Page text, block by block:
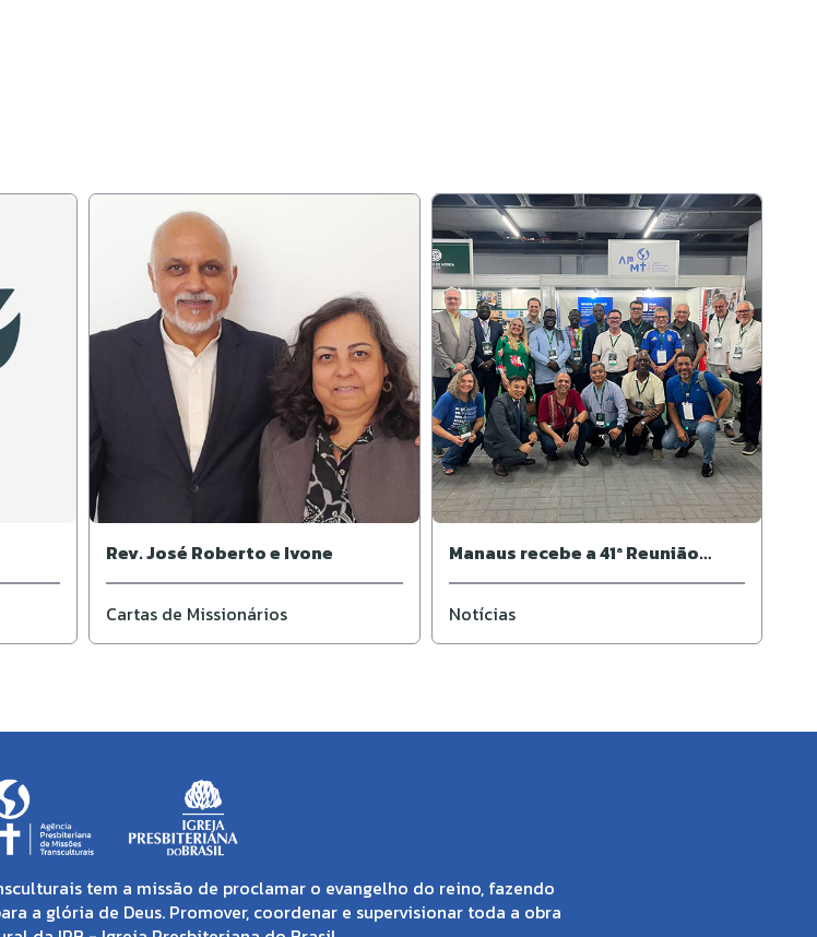
Rev. José Roberto e Ivone
Cartas de Missionários
Manaus recebe a 41ª Reunião
Ordinária do Supremo Concílio
da IPB
Notícias
tem a missão de proclamar o evangelho do reino, fazendo
a glória de Deus. Promover, coordenar e supervisionar toda a obra